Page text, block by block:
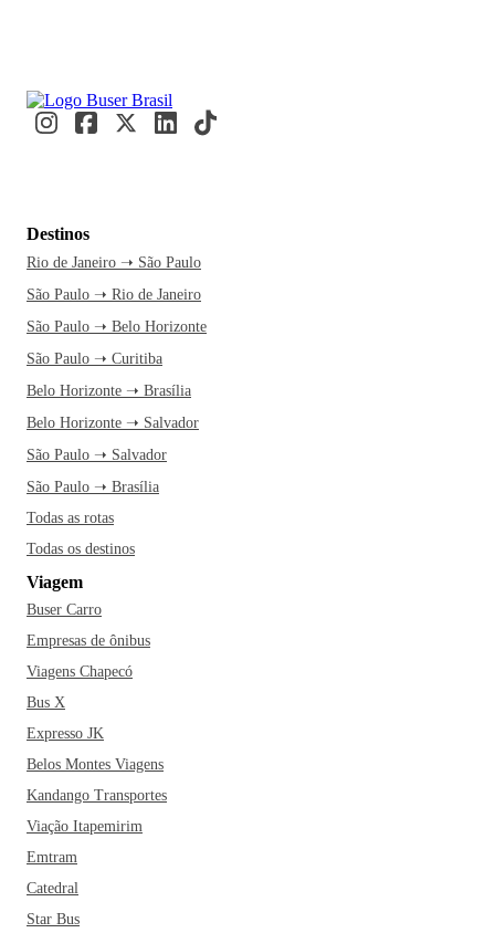
Destinos
Rio de Janeiro ➝ São Paulo
São Paulo ➝ Rio de Janeiro
São Paulo ➝ Belo Horizonte
São Paulo ➝ Curitiba
Belo Horizonte ➝ Brasília
Belo Horizonte ➝ Salvador
São Paulo ➝ Salvador
São Paulo ➝ Brasília
Todas as rotas
Todas os destinos
Viagem
Buser Carro
Empresas de ônibus
Viagens Chapecó
Bus X
Expresso JK
Belos Montes Viagens
Kandango Transportes
Viação Itapemirim
Emtram
Catedral
Star Bus